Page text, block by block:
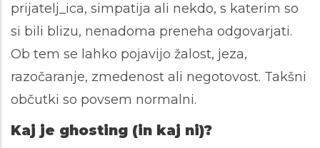
prijatelj_ica, simpatija ali nekdo, s katerim so
si bili blizu, nenadoma preneha odgovarjati.
Ob tem se lahko pojavijo žalost, jeza,
razočaranje, zmedenost ali negotovost. Takšni
občutki so povsem normalni.
Kaj je ghosting (in kaj ni)?